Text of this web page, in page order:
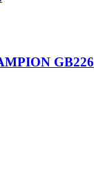
GB226